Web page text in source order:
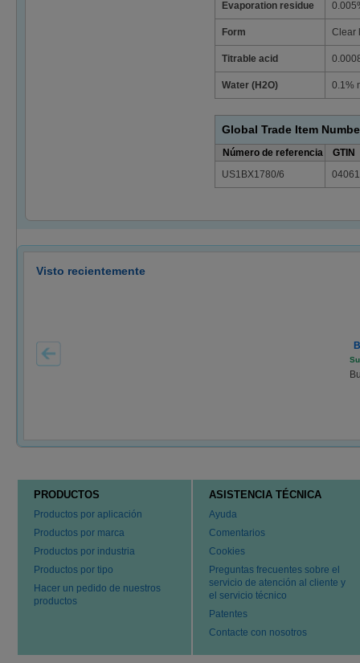
Evaporation residue
Form Clear
Titrable acid
Water (H2O) 0.1%
Global Trade Item
Número de referencia
GTIN
US1BX1780/6
Visto recientemente
PRODUCTOS
Productos por aplicación
Productos por marca
Productos por industria
Productos por tipo
Hacer un pedido de nuestros
productos
ASISTENCIA TÉCNICA
Ayuda
Comentarios
Cookies
Preguntas frecuentes sobre el
servicio de atención al cliente y
el servicio técnico
Patentes
Contacte con nosotros